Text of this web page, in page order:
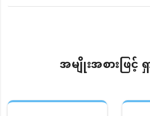
အမျိုးအစားဖြင့်